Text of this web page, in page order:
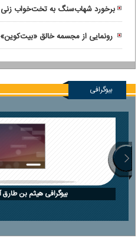
برخورد شهاب‌سنگ به تخت‌خواب زنی
رونمایی از مجسمه خالق
بوداپست
بیوگرافی
بیوگرافی هیثم بن